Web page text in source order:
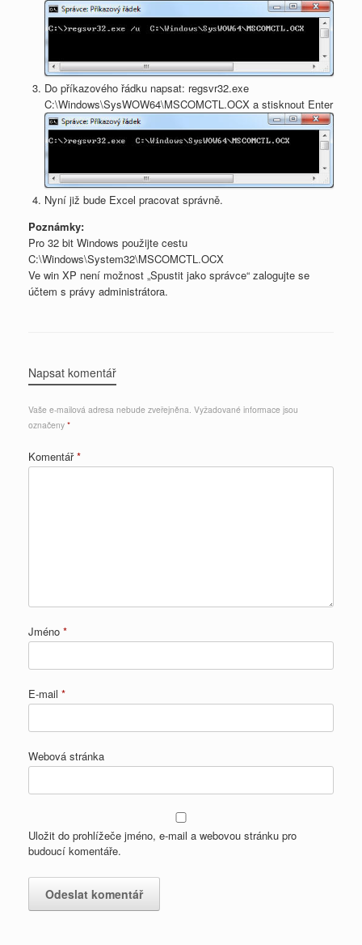
Do příkazového řádku napsat: regsvr32.exe
C:\Windows\SysWOW64\MSCOMCTL.OCX a stisknout Enter
Nyní již bude Excel pracovat správně.
Poznámky:
Pro 32 bit Windows použijte cestu
C:\Windows\System32\MSCOMCTL.OCX
Ve win XP není možnost „Spustit jako správce“ zalogujte se
účtem s právy administrátora.
Napsat komentář
Vaše e-mailová adresa nebude zveřejněna. Vyžadované informace jsou
označeny *
Komentář*
Jméno *
E-mail *
Webová stránka
Uložit do prohlížeče jméno, e-mail a webovou stránku pro
budoucí komentáře.